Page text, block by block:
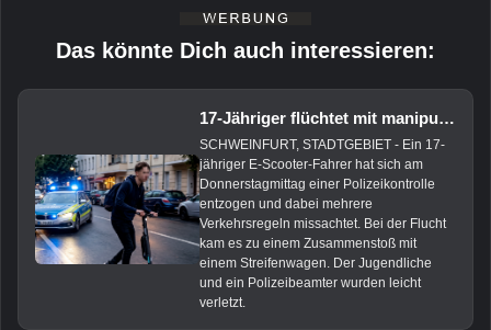
Das könnte Dich auch interessieren:
17-Jähriger flüchtet mit manipuliertem E-Scooter vor Polizei
SCHWEINFURT, STADTGEBIET - Ein 17-
jähriger E-Scooter-Fahrer hat sich am
Donnerstagmittag einer Polizeikontrolle
entzogen und dabei mehrere
Verkehrsregeln missachtet. Bei der Flucht
kam es zu einem Zusammenstoß mit
einem Streifenwagen. Der Jugendliche
und ein Polizeibeamter wurden leicht
verletzt.